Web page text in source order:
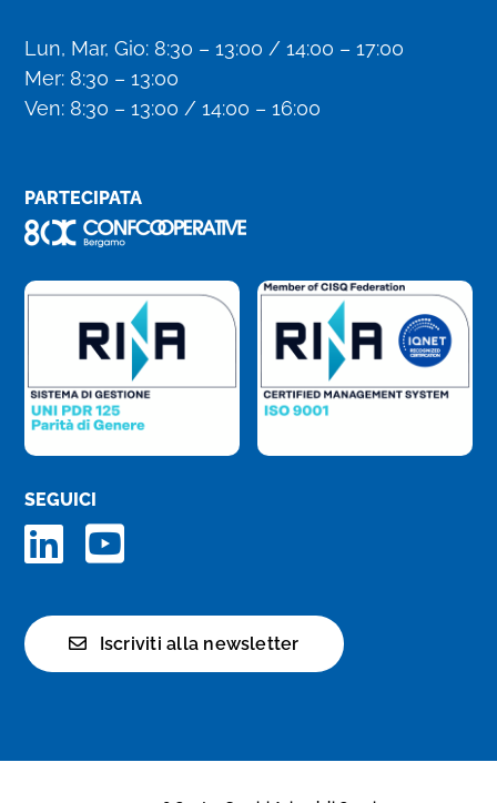
Lun, Mar, Gio: 8:30 – 13:00 / 14:00 – 17:00
Mer: 8:30 – 13:00
Ven: 8:30 – 13:00 / 14:00 – 16:00
PARTECIPATA
SEGUICI
Iscriviti alla newsletter